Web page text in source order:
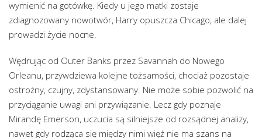
wymienić na gotówkę. Kiedy u jego matki zostaje
zdiagnozowany nowotwór, Harry opuszcza Chicago, ale dalej
prowadzi życie nocne.
Wędrując od Outer Banks przez Savannah do Nowego
Orleanu, przywdziewa kolejne tożsamości, chociaż pozostaje
ostrożny, czujny, zdystansowany. Nie może sobie pozwolić na
przyciąganie uwagi ani przywiązanie. Lecz gdy poznaje
Mirandę Emerson, uczucia są silniejsze od rozsądnej analizy,
nawet gdy rodząca się między nimi więź nie ma szans na